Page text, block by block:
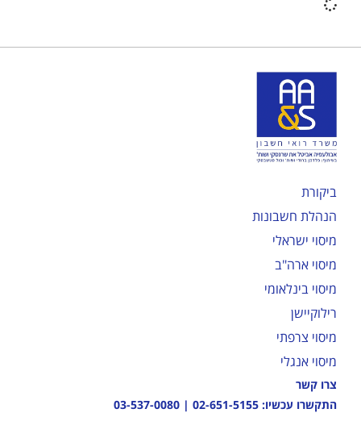
ביקורת
הנהלת חשבונות
מיסוי ישראלי
מיסוי ארה"ב
מיסוי בינלאומי
רילוקיישן
מיסוי צרפתי
מיסוי אנגלי
צרו קשר
התקשרו עכשיו: 02-651-5155
|
03-537-0080